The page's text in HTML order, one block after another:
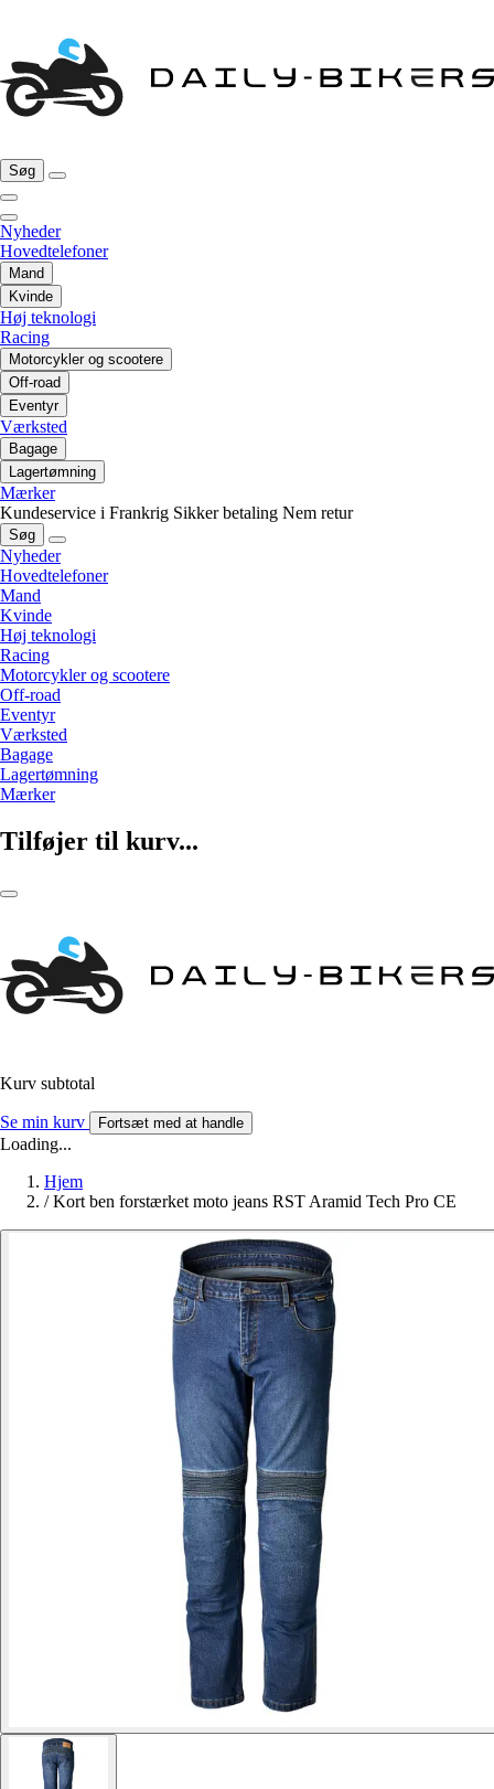
Søg
Nyheder
Hovedtelefoner
Mand
Kvinde
Høj teknologi
Racing
Motorcykler og scootere
Off-road
Eventyr
Værksted
Bagage
Lagertømning
Mærker
Kundeservice i Frankrig Sikker betaling Nem retur
Søg
Nyheder
Hovedtelefoner
Mand
Kvinde
Høj teknologi
Racing
Motorcykler og scootere
Off-road
Eventyr
Værksted
Bagage
Lagertømning
Mærker
Tilføjer til kurv...
Kurv subtotal
Se min kurv Fortsæt med at handle
Loading...
Hjem
/ Kort ben forstærket moto jeans RST Aramid Tech Pro CE